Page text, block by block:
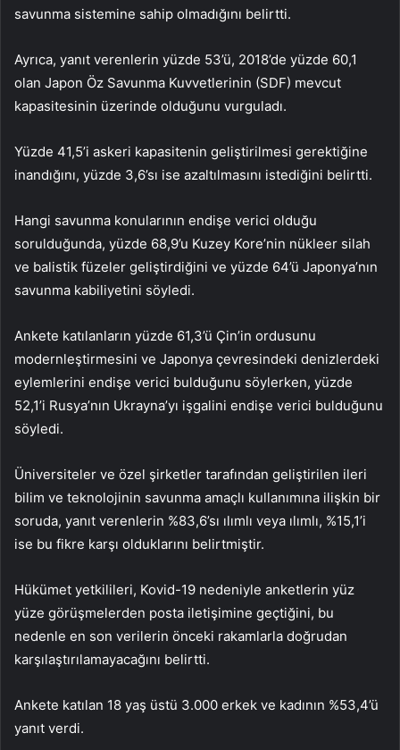
savunma sistemine sahip olmadığını belirtti.
Ayrıca, yanıt verenlerin yüzde 53’ü, 2018’de yüzde 60,1
olan Japon Öz Savunma Kuvvetlerinin (SDF) mevcut
kapasitesinin üzerinde olduğunu vurguladı.
Yüzde 41,5’i askeri kapasitenin geliştirilmesi gerektiğine
inandığını, yüzde 3,6’sı ise azaltılmasını istediğini belirtti.
Hangi savunma konularının endişe verici olduğu
sorulduğunda, yüzde 68,9’u Kuzey Kore’nin nükleer silah
ve balistik füzeler geliştirdiğini ve yüzde 64’ü Japonya’nın
savunma kabiliyetini söyledi.
Ankete katılanların yüzde 61,3’ü Çin’in ordusunu
modernleştirmesini ve Japonya çevresindeki denizlerdeki
eylemlerini endişe verici bulduğunu söylerken, yüzde
52,1’i Rusya’nın Ukrayna’yı işgalini endişe verici bulduğunu
söyledi.
Üniversiteler ve özel şirketler tarafından geliştirilen ileri
bilim ve teknolojinin savunma amaçlı kullanımına ilişkin bir
soruda, yanıt verenlerin %83,6’sı ılımlı veya ılımlı, %15,1’i
ise bu fikre karşı olduklarını belirtmiştir.
Hükümet yetkilileri, Kovid-19 nedeniyle anketlerin yüz
yüze görüşmelerden posta iletişimine geçtiğini, bu
nedenle en son verilerin önceki rakamlarla doğrudan
karşılaştırılamayacağını belirtti.
Ankete katılan 18 yaş üstü 3.000 erkek ve kadının %53,4’ü
yanıt verdi.